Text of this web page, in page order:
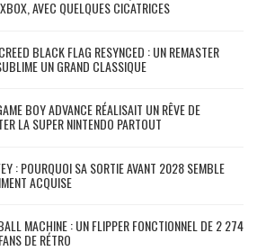
AVEC QUELQUES CICATRICES
BLACK FLAG RESYNCED : UN REMASTER
UN GRAND CLASSIQUE
BOY ADVANCE RÉALISAIT UN RÊVE DE
LA SUPER NINTENDO PARTOUT
: POURQUOI SA SORTIE AVANT 2028 SEMBLE
ACQUISE
MACHINE : UN FLIPPER FONCTIONNEL DE 2 274
DE RÉTRO